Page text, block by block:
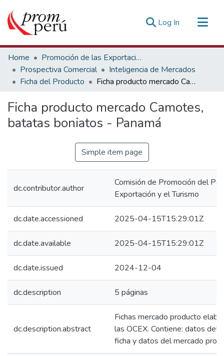
Log In (current)
Communities & Collections
All of DSpace
Statistics
Home
Promoción de las Exportaciones
Prospectiva Comercial
Inteligencia de Mercados
Ficha del Producto
Ficha producto mercado Camotes, batatas boniatos - Panamá
Ficha producto mercado Camotes,
batatas boniatos - Panamá
Simple item page
dc.contributor.author
Comisión de Promoción del
Exportación y el Turismo
dc.date.accessioned 2025-04-15T15:29:01Z
dc.date.available 2025-04-15T15:29:01Z
dc.date.issued 2024-12-04
dc.description 5 páginas
dc.description.abstract
Fichas mercado producto
las OCEX. Contiene: datos del
ficha y datos del mercado